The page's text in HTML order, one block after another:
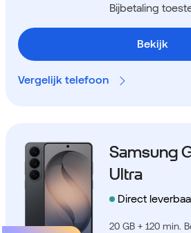
Bijbetaling
Bekijk
Vergelijk telefoon
Samsung
Ultra
Direct
20 GB + 120 min.